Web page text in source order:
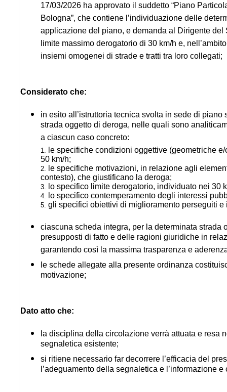
17/03/2026 ha approvato il suddetto “Piano
Bologna”, che contiene l’individuazione delle
applicazione del piano, e demanda al Dirigente
limite massimo derogatorio di 30 km/h e,
insiemi omogenei di strade e tratti tra loro collegati;
Considerato che:
in esito all’istruttoria tecnica svolta in sede di
strada oggetto di deroga, nelle quali sono
a ciascun caso concreto:
1.
le specifiche condizioni oggettive (geometriche
50 km/h;
2.
le specifiche motivazioni, in relazione agli
contesto), che giustificano la deroga;
3. lo specifico limite derogatorio, individuato nei 30
4. lo specifico contemperamento degli interessi
5. gli specifici obiettivi di miglioramento perseguiti e
ciascuna scheda integra, per la determinata strada
presupposti di fatto e delle ragioni giuridiche in
garantendo così la massima trasparenza e
le schede allegate alla presente ordinanza
motivazione;
Dato atto che:
la disciplina della circolazione verrà attuata e resa
segnaletica esistente;
si ritiene necessario far decorrere l’efficacia del
l’adeguamento della segnaletica e l’informazione